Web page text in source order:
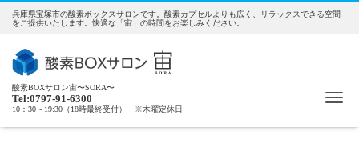
兵庫県宝塚市の酸素ボックスサロンです。酸素カプセルよりも広く、リラックスできる空間
をご提供いたします。快適な「宙」の時間をお楽しみください。
酸素BOXサロン宙〜SORA〜
Tel:0797-91-6300
10：30～19:30（18時最終受付） ※木曜定休日